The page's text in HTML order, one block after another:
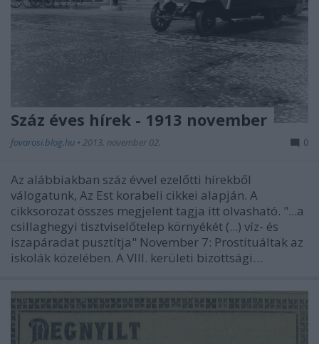
Száz éves hírek - 1913 november
fovarosi.blog.hu • 2013. november 02. 0
Az alábbiakban száz évvel ezelőtti hírekből
válogatunk, Az Est korabeli cikkei alapján. A
cikksorozat összes megjelent tagja itt olvasható. "...a
csillaghegyi tisztviselőtelep környékét (...) víz- és
iszapáradat pusztítja" November 7: Prostituáltak az
iskolák közelében. A VIII. kerületi bizottsági…